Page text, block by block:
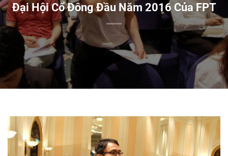
Đại Hội Cổ Đông Đầu Năm 2016 Của FPT